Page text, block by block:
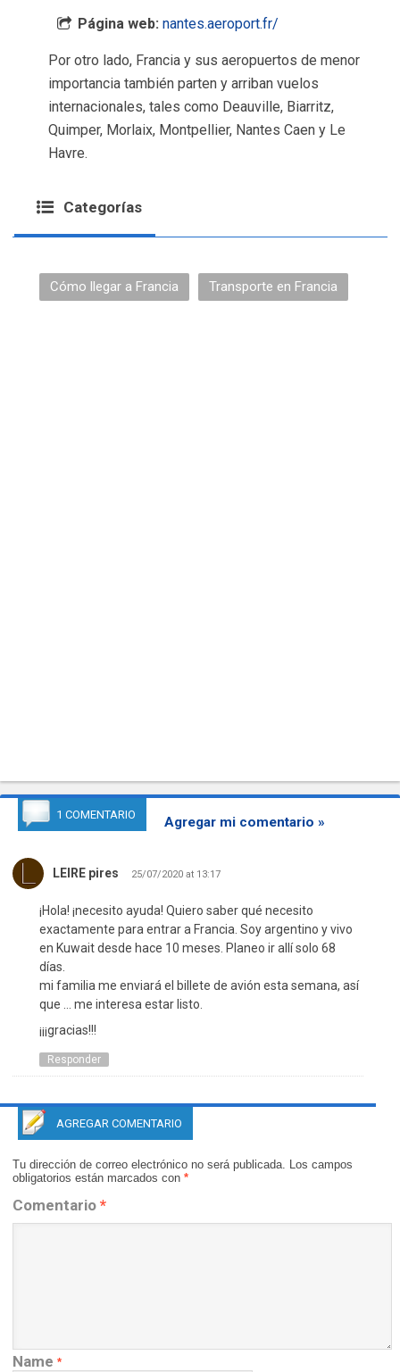
Página web: nantes.aeroport.fr/
Por otro lado, Francia y sus aeropuertos de menor
importancia también parten y arriban vuelos
internacionales, tales como Deauville, Biarritz,
Quimper, Morlaix, Montpellier, Nantes Caen y Le
Havre.
Categorías
Cómo llegar a Francia Transporte en Francia
1 COMENTARIO Agregar mi comentario »
LEIRE pires 25/07/2020 at 13:17
¡Hola! ¡necesito ayuda! Quiero saber qué necesito
exactamente para entrar a Francia. Soy argentino y vivo
en Kuwait desde hace 10 meses. Planeo ir allí solo 68
días.
mi familia me enviará el billete de avión esta semana, así
que … me interesa estar listo.
¡¡¡gracias!!!
Responder
AGREGAR COMENTARIO
Tu dirección de correo electrónico no será publicada. Los campos
obligatorios están marcados con *
Comentario *
Name *